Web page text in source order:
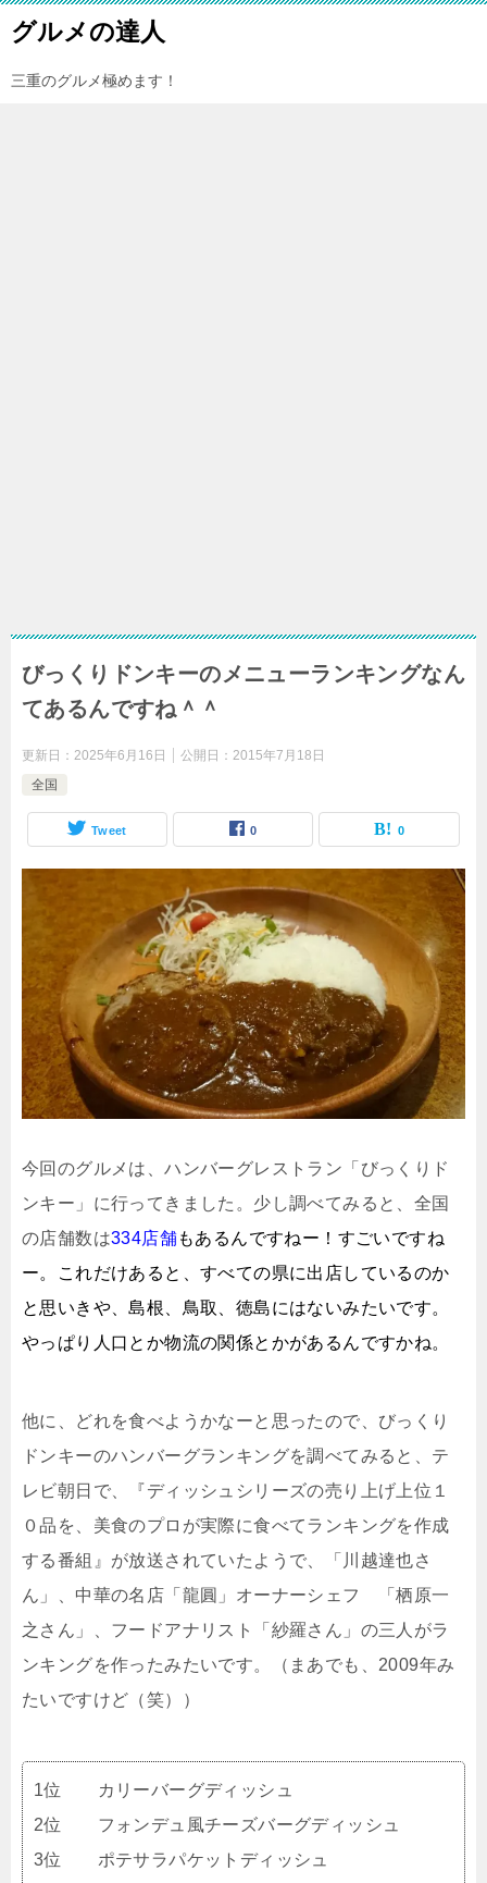
グルメの達人
三重のグルメ極めます！
びっくりドンキーのメニューランキングなん
てあるんですね＾＾
更新日： 2025年6月16日 公開日： 2015年7月18日
全国
Tweet 0 0
今回のグルメは、ハンバーグレストラン「びっくりド
ンキー」に行ってきました。少し調べてみると、全国
の店舗数は334店舗もあるんですねー！すごいですね
ー。これだけあると、すべての県に出店しているのか
と思いきや、島根、鳥取、徳島にはないみたいです。
やっぱり人口とか物流の関係とかがあるんですかね。
他に、どれを食べようかなーと思ったので、びっくり
ドンキーのハンバーグランキングを調べてみると、テ
レビ朝日で、『ディッシュシリーズの売り上げ上位１
０品を、美食のプロが実際に食べてランキングを作成
する番組』が放送されていたようで、「川越達也さ
ん」、中華の名店「龍圓」オーナーシェフ 「栖原一
之さん」、フードアナリスト「紗羅さん」の三人がラ
ンキングを作ったみたいです。（まあでも、2009年み
たいですけど（笑））
1位 カリーバーグディッシュ
2位 フォンデュ風チーズバーグディッシュ
3位 ポテサラパケットディッシュ